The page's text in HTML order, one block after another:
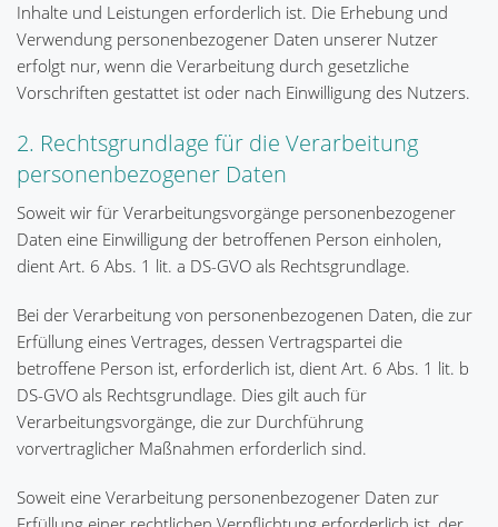
Inhalte und Leistungen erforderlich ist. Die Erhebung und
Verwendung personenbezogener Daten unserer Nutzer
erfolgt nur, wenn die Verarbeitung durch gesetzliche
Vorschriften gestattet ist oder nach Einwilligung des Nutzers.
2. Rechtsgrundlage für die Verarbeitung
personenbezogener Daten
Soweit wir für Verarbeitungsvorgänge personenbezogener
Daten eine Einwilligung der betroffenen Person einholen,
dient Art. 6 Abs. 1 lit. a DS-GVO als Rechtsgrundlage.
Bei der Verarbeitung von personenbezogenen Daten, die zur
Erfüllung eines Vertrages, dessen Vertragspartei die
betroffene Person ist, erforderlich ist, dient Art. 6 Abs. 1 lit. b
DS-GVO als Rechtsgrundlage. Dies gilt auch für
Verarbeitungsvorgänge, die zur Durchführung
vorvertraglicher Maßnahmen erforderlich sind.
Soweit eine Verarbeitung personenbezogener Daten zur